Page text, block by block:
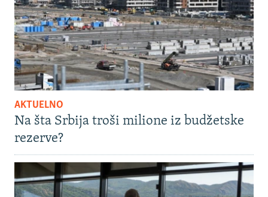
AKTUELNO
Na šta Srbija troši milione iz budžetske
rezerve?